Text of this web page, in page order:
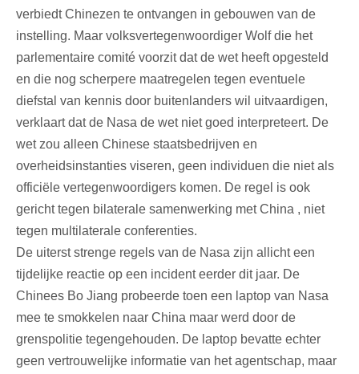
verbiedt Chinezen te ontvangen in gebouwen van de
instelling. Maar volksvertegenwoordiger Wolf die het
parlementaire comité voorzit dat de wet heeft opgesteld
en die nog scherpere maatregelen tegen eventuele
diefstal van kennis door buitenlanders wil uitvaardigen,
verklaart dat de Nasa de wet niet goed interpreteert. De
wet zou alleen Chinese staatsbedrijven en
overheidsinstanties viseren, geen individuen die niet als
officiële vertegenwoordigers komen. De regel is ook
gericht tegen bilaterale samenwerking met China , niet
tegen multilaterale conferenties.
De uiterst strenge regels van de Nasa zijn allicht een
tijdelijke reactie op een incident eerder dit jaar. De
Chinees Bo Jiang probeerde toen een laptop van Nasa
mee te smokkelen naar China maar werd door de
grenspolitie tegengehouden. De laptop bevatte echter
geen vertrouwelijke informatie van het agentschap, maar